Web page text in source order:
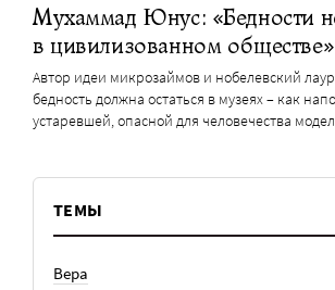
Мухаммад Юнус: «Бедности
в цивилизованном обществе»
Автор идеи микрозаймов и нобелевский
бедность должна остаться в музеях – как
устаревшей, опасной для человечества
ТЕМЫ
Вера